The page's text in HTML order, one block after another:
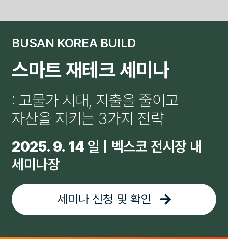
BUSAN KOREA BUILD
스마트 재테크 세미나
: 고물가 시대, 지출을 줄이고
자산을 지키는 3가지 전략
2025. 9. 14 일 | 벡스코 전시장 내
세미나장
세미나 신청 및 확인